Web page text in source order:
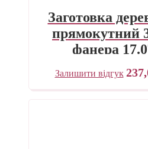
Заготовка
прямокутний
фанера
Залишити відгук